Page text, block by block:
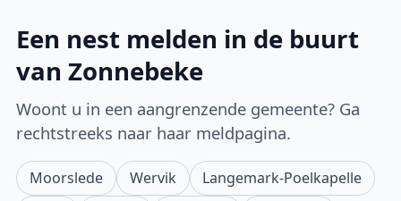
Een nest melden in de buurt
van Zonnebeke
Woont u in een aangrenzende gemeente? Ga
rechtstreeks naar haar meldpagina.
Moorslede Wervik
Langemark-Poelkapelle